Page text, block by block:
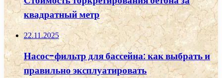
квадратный метр
22.11.2025
Насос-фильтр для бассейна: как выбрать и
правильно эксплуатировать